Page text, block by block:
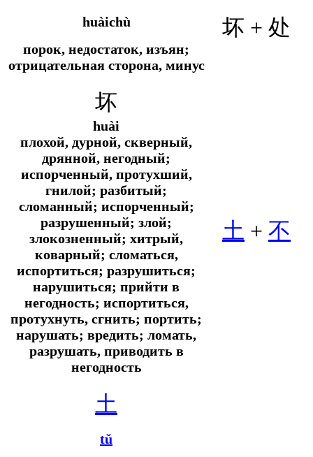
huàichù
порок, недостаток, изъян;
отрицательная сторона, минус
坏 + 处
坏
huài
плохой, дурной, скверный,
дрянной, негодный;
испорченный, протухший,
гнилой; разбитый;
сломанный; испорченный;
разрушенный; злой;
злокозненный; хитрый,
коварный; сломаться,
испортиться; разрушиться;
нарушиться; прийти в
негодность; испортиться,
протухнуть, сгнить; портить;
нарушать; вредить; ломать,
разрушать, приводить в
негодность
土 + 不
土
tǔ